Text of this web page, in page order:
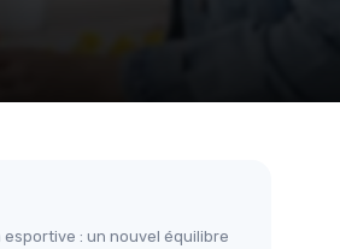
: un nouvel équilibre